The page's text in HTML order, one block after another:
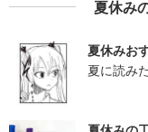
夏休み
夏休みお
夏に読み